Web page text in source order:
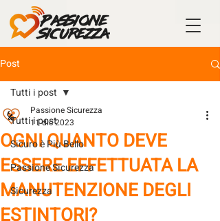
Post
Tutti i post
Sicuro è Più Bello
Passione Sicurezza
Sicurezza
Tutti i post
OGNI QUANTO DEVE
ESSERE EFFETTUATA LA
MANUTENZIONE DEGLI
ESTINTORI?
Passione Sicurezza
11 dic 2023